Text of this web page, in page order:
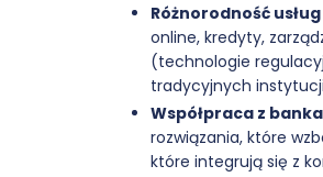
Różnorodność usług
online, kredyty,
(technologie
tradycyjnych
Współpraca z
rozwiązania, które
które integrują się z